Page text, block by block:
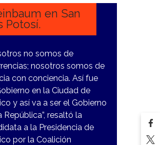
en San
Potosí.
no somos de
nosotros somos de
con conciencia. Así fue
en la Ciudad de
y así va a ser el Gobierno
República”, resaltó la
a la Presidencia de
por la Coalición